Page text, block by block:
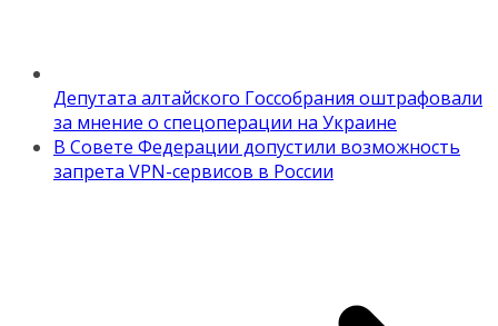
Депутата алтайского Госсобрания оштрафовали
за мнение о спецоперации на Украине
В Совете Федерации допустили возможность
запрета VPN-сервисов в России